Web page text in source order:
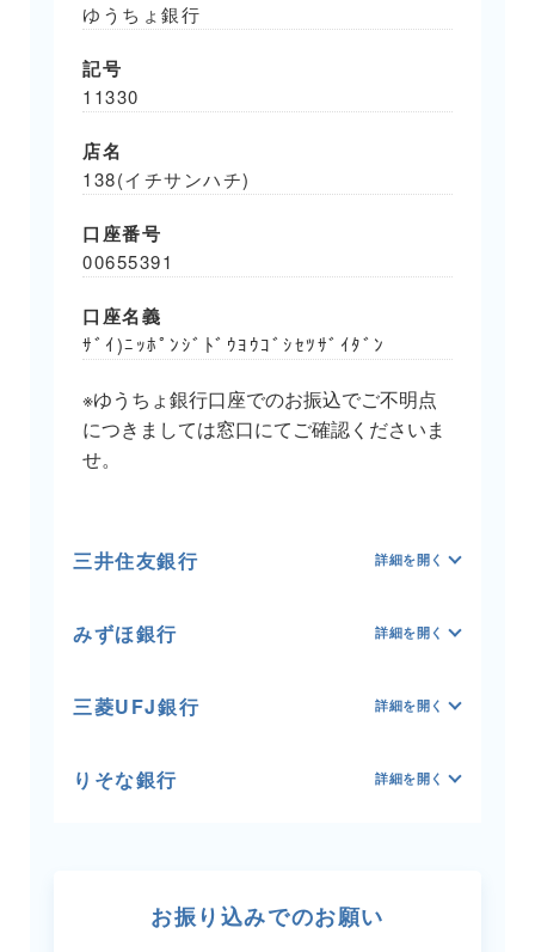
ゆうちょ銀行
記号
11330
店名
138(イチサンハチ)
口座番号
00655391
口座名義
ｻﾞｲ)ﾆｯﾎﾟﾝｼﾞﾄﾞｳﾖｳｺﾞｼｾﾂｻﾞｲﾀﾞﾝ
※ゆうちょ銀行口座でのお振込でご不明点
につきましては窓口にてご確認くださいま
せ。
三井住友銀行
みずほ銀行
三菱UFJ銀行
りそな銀行
お振り込みでのお願い